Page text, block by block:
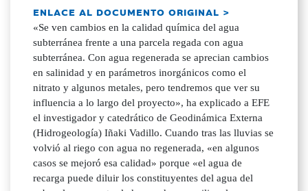
ENLACE AL DOCUMENTO ORIGINAL >
«Se ven cambios en la calidad química del agua
subterránea frente a una parcela regada con agua
subterránea. Con agua regenerada se aprecian cambios
en salinidad y en parámetros inorgánicos como el
nitrato y algunos metales, pero tendremos que ver su
influencia a lo largo del proyecto», ha explicado a EFE
el investigador y catedrático de Geodinámica Externa
(Hidrogeología) Iñaki Vadillo. Cuando tras las lluvias se
volvió al riego con agua no regenerada, «en algunos
casos se mejoró esa calidad» porque «el agua de
recarga puede diluir los constituyentes del agua del